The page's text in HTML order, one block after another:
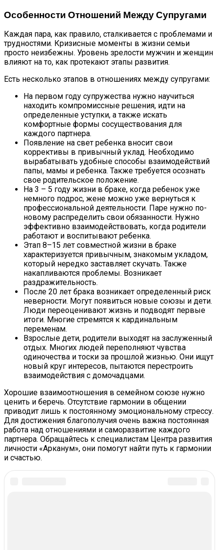
Особенности Отношений Между Супругами
Каждая пара, как правило, сталкивается с проблемами и
трудностями. Кризисные моменты в жизни семьи
просто неизбежны. Уровень зрелости мужчин и женщин
влияют на то, как протекают этапы развития.
Есть несколько этапов в отношениях между супругами:
На первом году супружества нужно научиться
находить компромиссные решения, идти на
определенные уступки, а также искать
комфортные формы сосуществования для
каждого партнера.
Появление на свет ребенка вносит свои
коррективы в привычный уклад. Необходимо
вырабатывать удобные способы взаимодействий
папы, мамы и ребенка. Также требуется осознать
свое родительское положение.
На 3 – 5 году жизни в браке, когда ребенок уже
немного подрос, жене можно уже вернуться к
профессиональной деятельности. Паре нужно по-
новому распределить свои обязанности. Нужно
эффективно взаимодействовать, когда родители
работают и воспитывают ребенка.
Этап 8–15 лет совместной жизни в браке
характеризуется привычным, знакомым укладом,
который нередко заставляет скучать. Также
накапливаются проблемы. Возникает
раздражительность.
После 20 лет брака возникает определенный риск
неверности. Могут появиться новые союзы и дети.
Люди переоценивают жизнь и подводят первые
итоги. Многие стремятся к кардинальным
переменам.
Взрослые дети, родители выходят на заслуженный
отдых. Многих людей переполняют чувства
одиночества и тоски за прошлой жизнью. Они ищут
новый круг интересов, пытаются перестроить
взаимодействия с домочадцами.
Хорошие взаимоотношения в семейном союзе нужно
ценить и беречь. Отсутствие гармонии в общении
приводит лишь к постоянному эмоциональному стрессу.
Для достижения благополучия очень важна постоянная
работа над отношениями и саморазвитие каждого
партнера. Обращайтесь к специалистам Центра развития
личности «Арканум», они помогут найти путь к гармонии
и счастью.
In this article: